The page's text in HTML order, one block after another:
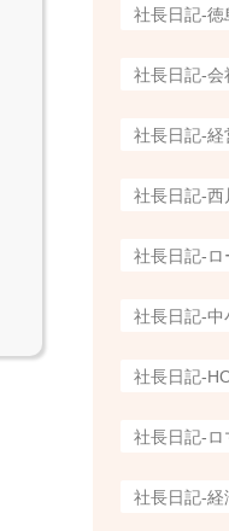
社長日記-徳
社長日記-会
社長日記-経
社長日記-西
社長日記-ロ
社長日記-中
社長日記-
社長日記-ロ
社長日記-経